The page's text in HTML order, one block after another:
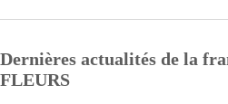
Dernières actualités de la
FLEURS